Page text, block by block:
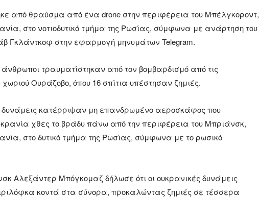
από θραύσμα από ένα drone στην περιφέρεια του Μπέλγκοροντ,
στο νοτιοδυτικό τμήμα της Ρωσίας, σύμφωνα με ανάρτηση του
Γκλάντκοφ στην εφαρμογή μηνυμάτων Telegram.
τραυματίστηκαν από τον βομβαρδισμό από τις
χωριού Ουράζοβο, όπου 16 σπίτια υπέστησαν ζημιές.
δυνάμεις κατέρριψαν μη επανδρωμένο αεροσκάφος που
χθες το βράδυ πάνω από την περιφέρεια του Μπριάνσκ,
στο δυτικό τμήμα της Ρωσίας, σύμφωνα με το ρωσικό
Αλεξάντερ Μπόγκομαζ δήλωσε ότι οι ουκρανικές δυνάμεις
κοντά στα σύνορα, προκαλώντας ζημιές σε τέσσερα